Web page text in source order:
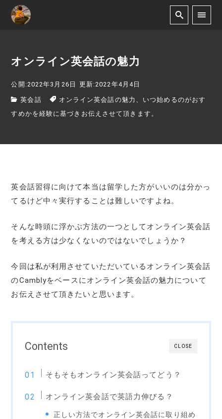
オンライン英会話の魅力
公開:2022年3月26日 更新:2022年4月4日
英会話
オンライン英会話の魅力、いつ始めるのがおす
すめかを経験に基づきお伝えさせて頂きます。
英会話習得に向けて本当は留学した方がいいのは分かっ
てるけど中々実行することは難しいですよね。
そんな時頭に浮かぶ方法の一つとしてオンライン英会話
を考える方は少なくないのではないでしょうか？
今回は私が利用させていただいているオンライン英会話
のCamblyをベースにオンライン英会話の魅力について
お伝えさせて頂きたいと思います。
CLOSE
Contents
そもそもオンライン英会話ってどう？
オンライン英会話で英語力伸びる？
正しい方法でオンライン英会話に取り組め